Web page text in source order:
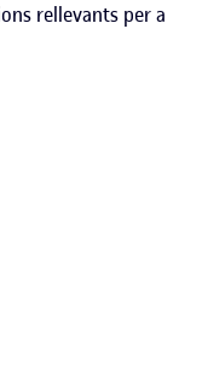
rellevants per a